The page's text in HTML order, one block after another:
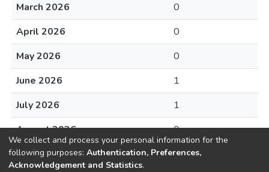
March 2026
0
April 2026
0
May 2026
0
June 2026
1
July 2026
1
August 2026
0
We collect and process your personal information for the
following purposes: Authentication, Preferences,
Acknowledgement and Statistics.